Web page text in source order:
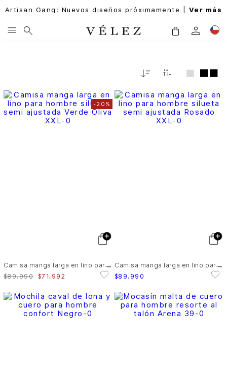
Artisan Gang: Nuevos diseños próximamente | Ver más
Relevancia
-20%
C
amisa manga larga en lino para hombre silueta semi ajustada
$89.990 $71 . 992
C
amisa manga larga en lino para hombre silueta semi ajustada
$89 . 990